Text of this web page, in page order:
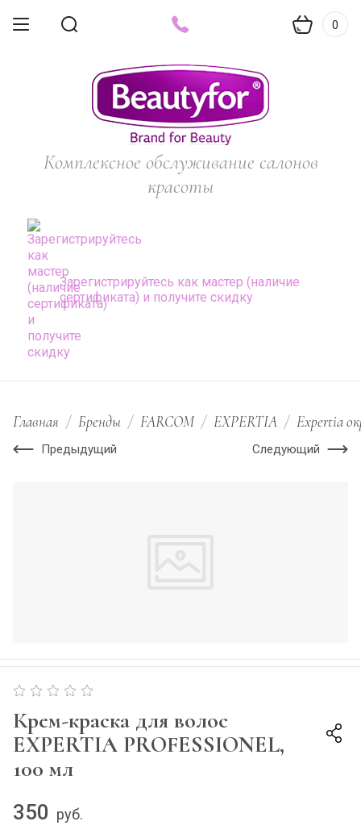
0
Комплексное обслуживание салонов
красоты
Зарегистрируйтесь как мастер (наличие
сертификата) и получите скидку
Главная / Бренды / FARCOM / EXPERTIA / Expertia
Предыдущий Следующий
Крем-краска для волос
EXPERTIA PROFESSIONEL,
100 мл
350 руб.